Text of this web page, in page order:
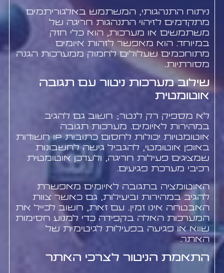
ניתוח התנהגותי, המשתמש באלגוריתמים
מתקדמים לזיהוי התנהגות חריגה של
משתמשים או מערכות, הוא כלי חזק
במיוחד. הוא מאפשר לזהות איומים
מתוחכמים שעלולים לחמוק ממערכות הגנה
מסורתיות.
שילוב מערכות ניטור עם תגובה
אוטומטית
לא מספיק רק לנטר; חשוב גם להגיב
במהירות לאיומים. מערכות תגובה
אוטומטיות יכולות לחסום כתובות IP חשודות
באופן אוטומטי, להגביל גישה לחשבונות
שמציגים פעילות חריגה, ולעדכן אוטומטית
רכיבי מערכת פגיעים.
האוטומציה בתגובה לאיומים מאפשרת
להגיב במהירות וביעילות, גם כאשר צוות
האבטחה אינו זמין. עם זאת, חשוב לכייל את
המערכות האלה בקפידה כדי למנוע חסימות
שווא או פגיעה בפעילות לגיטימית של
האתר.
התאמת הניטור לצרכי האתר